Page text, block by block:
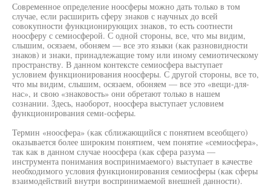
Современное определение ноосферы можно дать только в том
случае, если расширить сферу знаков с научных до всей
совокупности функционирующих знаков, то есть соотнести
ноосферу с семиосферой. С одной стороны, все, что мы видим,
слышим, осязаем, обоняем — все это языки (как разновидности
знаков) и знаки, принадлежащие тому или иному семиотическому
пространству. В данном контексте семиосфера выступает
условием функционирования ноосферы. С другой стороны, все то,
что мы видим, слышим, осязаем, обоняем — все это «вещи-для-
нас», и свою «знаковость» они обретают только в нашем
сознании. Здесь, наоборот, ноосфера выступает условием
функционирования семи-осферы.
Термин «ноосфера» (как сближающийся с понятием всеобщего)
оказывается более широким понятием, чем понятие «семиосфера»,
так как в данном случае ноосфера (как сфера разума —
инструмента понимания воспринимаемого) выступает в качестве
необходимого условия функционирования семиосферы (как сферы
взаимодействий внутри воспринимаемой внешней данности).